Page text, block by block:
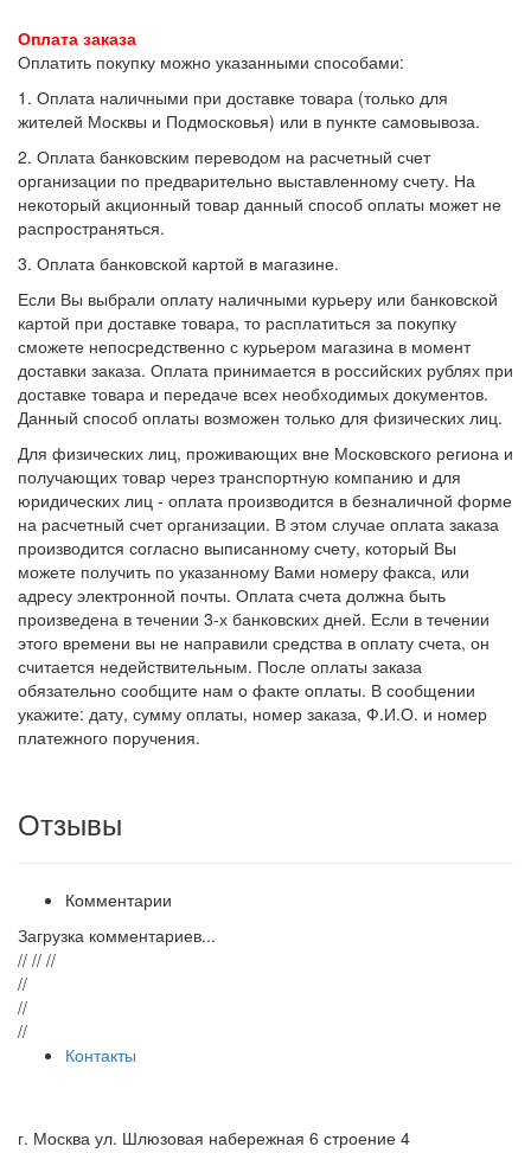
Оплата заказа
Оплатить покупку можно указанными способами:
1. Оплата наличными при доставке товара (только для
жителей Москвы и Подмосковья) или в пункте самовывоза.
2. Оплата банковским переводом на расчетный счет
организации по предварительно выставленному счету. На
некоторый акционный товар данный способ оплаты может не
распространяться.
3. Оплата банковской картой в магазине.
Если Вы выбрали оплату наличными курьеру или банковской
картой при доставке товара, то расплатиться за покупку
сможете непосредственно с курьером магазина в момент
доставки заказа. Оплата принимается в российских рублях при
доставке товара и передаче всех необходимых документов.
Данный способ оплаты возможен только для физических лиц.
Для физических лиц, проживающих вне Московского региона и
получающих товар через транспортную компанию и для
юридических лиц - оплата производится в безналичной форме
на расчетный счет организации. В этом случае оплата заказа
производится согласно выписанному счету, который Вы
можете получить по указанному Вами номеру факса, или
адресу электронной почты. Оплата счета должна быть
произведена в течении 3-х банковских дней. Если в течении
этого времени вы не направили средства в оплату счета, он
считается недействительным. После оплаты заказа
обязательно сообщите нам о факте оплаты. В сообщении
укажите: дату, сумму оплаты, номер заказа, Ф.И.О. и номер
платежного поручения.
Отзывы
Комментарии
Загрузка комментариев...
// // //
//
//
//
Контакты
г. Москва ул. Шлюзовая набережная 6 строение 4